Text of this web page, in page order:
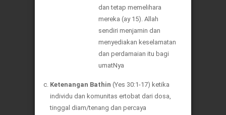
dan tetap memelihara
mereka (ay 15). Allah
sendiri menjamin dan
menyediakan keselamatan
dan perdamaian itu bagi
umatNya
Ketenangan Bathin (Yes 30:1-17) ketika
individu dan komunitas ertobat dari dosa,
tinggal diam/tenang dan percaya